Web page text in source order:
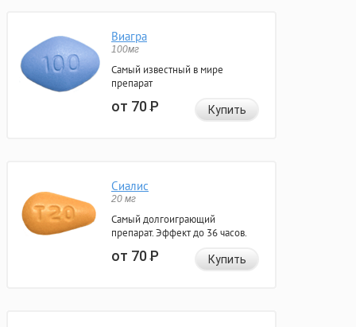
Виагра
100мг
Самый известный в мире
препарат
от 70Р Купить
Сиалис
20 мг
Самый долгоиграющий
препарат. Эффект до 36 часов.
от 70Р Купить